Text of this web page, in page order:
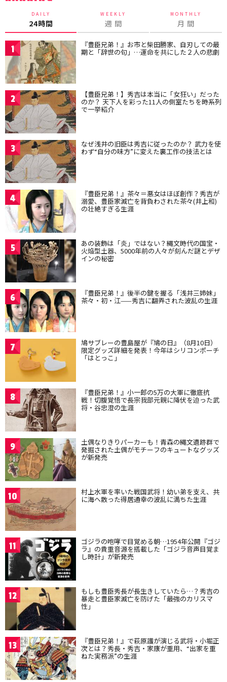
DAILY
24時間
WEEKLY
週 間
MONTHLY
月 間
1 『豊臣兄弟！』お市と柴田勝家、自刃しての最
期と「辞世の句」…運命を共にした２人の悲劇
2 【豊臣兄弟！】秀吉は本当に「女狂い」だった
のか？ 天下人を彩った11人の側室たちを時系列
で一挙紹介
3 なぜ浅井の旧臣は秀吉に従ったのか？ 武力を使
わず“自分の味方”に変えた裏工作の技法とは
4 『豊臣兄弟！』茶々＝悪女はほぼ創作？秀吉が
溺愛、豊臣家滅亡を背負わされた茶々(井上和)
の壮絶すぎる生涯
5 あの装飾は「炎」ではない？縄文時代の国宝・
火焔型土器、5000年前の人々が刻んだ謎とデザ
インの秘密
6 『豊臣兄弟！』後半の鍵を握る「浅井三姉妹」
茶々・初・江——秀吉に翻弄された波乱の生涯
7 鳩サブレーの豊島屋が『鳩の日』（8月10日）
限定グッズ詳細を発表！今年はシリコンポーチ
「はとっこ」
8 『豊臣兄弟！』小一郎の5万の大軍に徹底抗
戦！切腹覚悟で長宗我部元親に降伏を迫った武
将・谷忠澄の生涯
9 土偶なりきりパーカーも！青森の縄文遺跡群で
発掘された土偶がモチーフのキュートなグッズ
が新発売
10 村上水軍を率いた戦国武将！幼い弟を支え、共
に海へ散った得居通幸の波乱に満ちた生涯
11 ゴジラの咆哮で目覚める朝…1954年公開『ゴジ
ラ』の貴重音源を搭載した「ゴジラ音声目覚ま
し時計」が新発売
12 もしも豊臣秀長が長生きしていたら…？秀吉の
暴走と豊臣家滅亡を防げた「最強のカリスマ
性」
13 『豊臣兄弟！』で萩原護が演じる武将・小堀正
次とは？秀長・秀吉・家康が重用、“出家を重
ねた実務派”の生涯